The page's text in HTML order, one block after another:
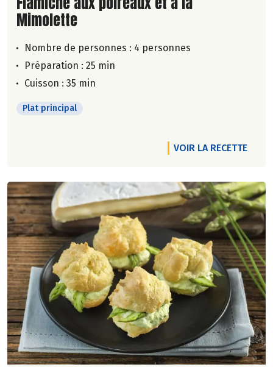
Mimolette
Nombre de personnes : 4 personnes
Préparation : 25 min
Cuisson : 35 min
Plat principal
VOIR LA RECETTE